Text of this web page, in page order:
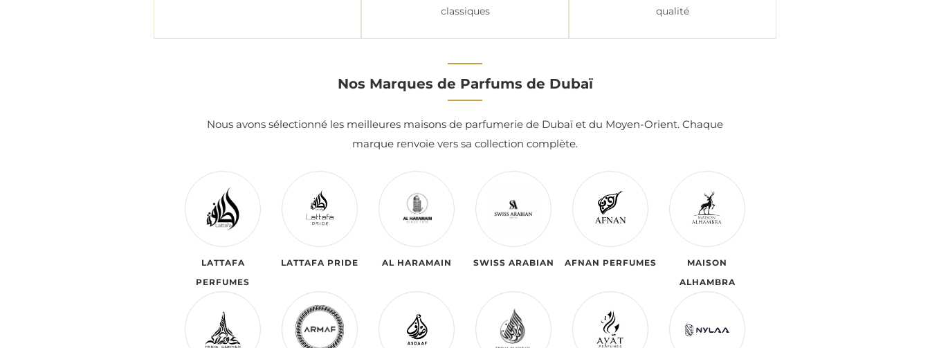
classiques
qualité
Nos Marques de Parfums de Dubaï
Nous avons sélectionné les meilleures maisons de parfumerie de Dubaï et du Moyen-Orient. Chaque
marque renvoie vers sa collection complète.
LATTAFA
PERFUMES
LATTAFA PRIDE AL HARAMAIN SWISS ARABIAN AFNAN PERFUMES
MAISON
ALHAMBRA